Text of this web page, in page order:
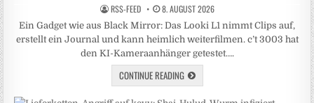
RSS-FEED 8. AUGUST 2026
Ein Gadget wie aus Black Mirror: Das Looki L1 nimmt Clips auf,
erstellt ein Journal und kann heimlich weiterfilmen. c’t 3003 hat
den KI-Kameraanhänger getestet….
CONTINUE READING